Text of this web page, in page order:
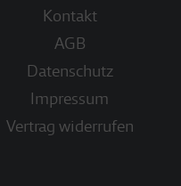
Kontakt
AGB
Datenschutz
Impressum
Vertrag widerrufen